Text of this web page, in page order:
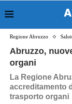
Regione Abruzzo
Abruzzo,
organi
La Regione
accreditamento
trasporto organi